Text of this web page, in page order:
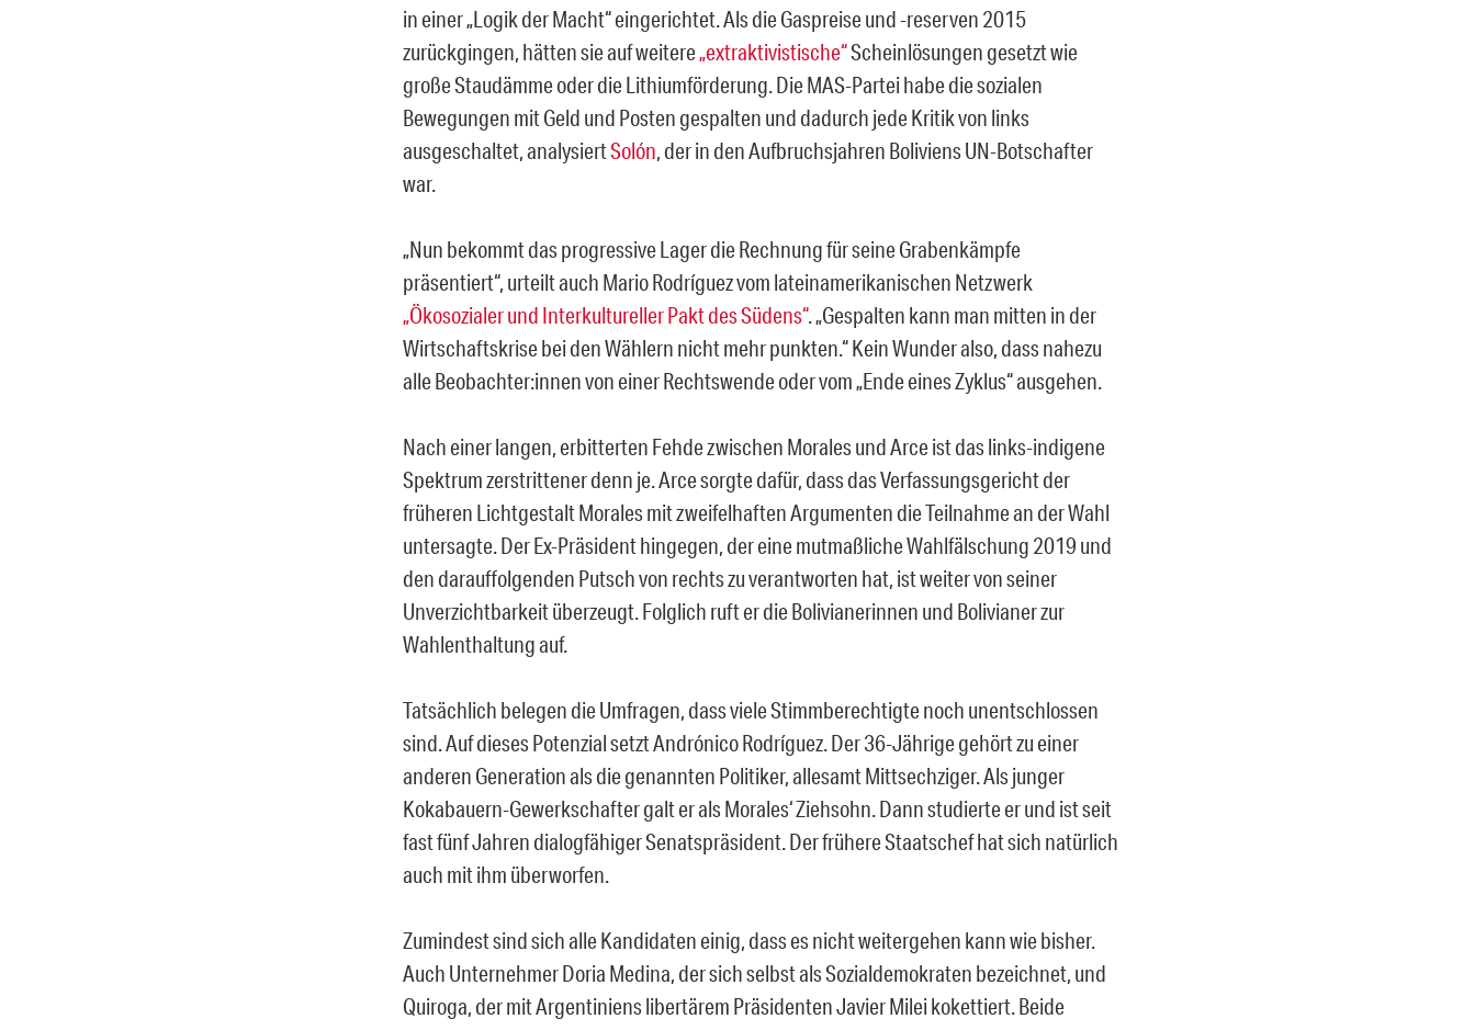
in einer „Logik der Macht“ eingerichtet. Als die Gaspreise und -reserven 2015
zurückgingen, hätten sie auf weitere„extraktivistische“Scheinlösungen gesetzt wie
große Staudämme oder die Lithiumförderung. Die MAS-Partei habe die sozialen
Bewegungen mit Geld und Posten gespalten und dadurch jede Kritik von links
ausgeschaltet, analysiertSolón, der in den Aufbruchsjahren Boliviens UN-Botschafter
war.
„Nun bekommt das progressive Lager die Rechnung für seine Grabenkämpfe
präsentiert“, urteilt auch Mario Rodríguez vom lateinamerikanischen Netzwerk
„Ökosozialer und Interkultureller Pakt des Südens“. „Gespalten kann man mitten in der
Wirtschaftskrise bei den Wählern nicht mehr punkten.“ Kein Wunder also, dass nahezu
alle Beobachter:innen von einer Rechtswende oder vom „Ende eines Zyklus“ ausgehen.
Nach einer langen, erbitterten Fehde zwischen Morales und Arce ist das links-indigene
Spektrum zerstrittener denn je. Arce sorgte dafür, dass das Verfassungsgericht der
früheren Lichtgestalt Morales mit zweifelhaften Argumenten die Teilnahme an der Wahl
untersagte. Der Ex-Präsident hingegen, der eine mutmaßliche Wahlfälschung 2019 und
den darauffolgenden Putsch von rechts zu verantworten hat, ist weiter von seiner
Unverzichtbarkeit überzeugt. Folglich ruft er die Bolivianerinnen und Bolivianer zur
Wahlenthaltung auf.
Tatsächlich belegen die Umfragen, dass viele Stimmberechtigte noch unentschlossen
sind. Auf dieses Potenzial setzt Andrónico Rodríguez. Der 36-Jährige gehört zu einer
anderen Generation als die genannten Politiker, allesamt Mittsechziger. Als junger
Kokabauern-Gewerkschafter galt er als Morales‘ Ziehsohn. Dann studierte er und ist seit
fast fünf Jahren dialogfähiger Senatspräsident. Der frühere Staatschef hat sich natürlich
auch mit ihm überworfen.
Zumindest sind sich alle Kandidaten einig, dass es nicht weitergehen kann wie bisher.
Auch Unternehmer Doria Medina, der sich selbst als Sozialdemokraten bezeichnet, und
Quiroga, der mit Argentiniens libertärem Präsidenten Javier Milei kokettiert. Beide